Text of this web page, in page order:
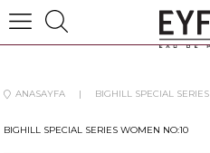
ANASAYFA BIGHILL SPECIAL SERIES
BIGHILL SPECIAL SERIES WOMEN NO:10